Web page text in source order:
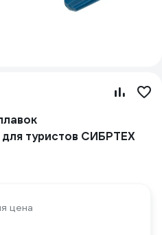
туристов СИБРТЕХ
цена